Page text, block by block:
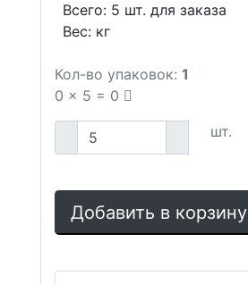
Всего: 5 шт. для заказа
Вес: кг
Кол-во упаковок: 1
0 x 5 = 0
шт.
Добавить в корзину